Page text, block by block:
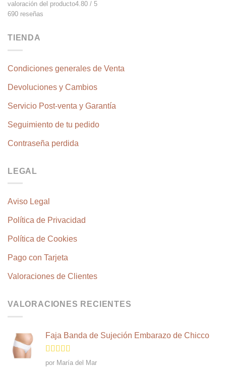
valoración del producto4.80 / 5
690 reseñas
TIENDA
Condiciones generales de Venta
Devoluciones y Cambios
Servicio Post-venta y Garantía
Seguimiento de tu pedido
Contraseña perdida
LEGAL
Aviso Legal
Política de Privacidad
Política de Cookies
Pago con Tarjeta
Valoraciones de Clientes
VALORACIONES RECIENTES
Faja Banda de Sujeción Embarazo de Chicco
Valorado
por María del Mar